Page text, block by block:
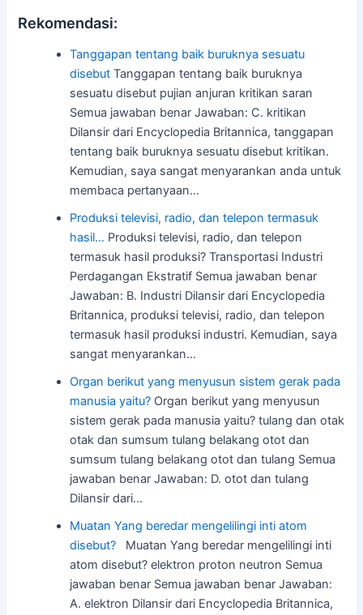
Rekomendasi:
Tanggapan tentang baik buruknya sesuatu
disebut Tanggapan tentang baik buruknya
sesuatu disebut pujian anjuran kritikan saran
Semua jawaban benar Jawaban: C. kritikan
Dilansir dari Encyclopedia Britannica, tanggapan
tentang baik buruknya sesuatu disebut kritikan.
Kemudian, saya sangat menyarankan anda untuk
membaca pertanyaan…
Produksi televisi, radio, dan telepon termasuk
hasil… Produksi televisi, radio, dan telepon
termasuk hasil produksi? Transportasi Industri
Perdagangan Ekstratif Semua jawaban benar
Jawaban: B. Industri Dilansir dari Encyclopedia
Britannica, produksi televisi, radio, dan telepon
termasuk hasil produksi industri. Kemudian, saya
sangat menyarankan…
Organ berikut yang menyusun sistem gerak pada
manusia yaitu? Organ berikut yang menyusun
sistem gerak pada manusia yaitu? tulang dan otak
otak dan sumsum tulang belakang otot dan
sumsum tulang belakang otot dan tulang Semua
jawaban benar Jawaban: D. otot dan tulang
Dilansir dari…
Muatan Yang beredar mengelilingi inti atom
disebut? Muatan Yang beredar mengelilingi inti
atom disebut? elektron proton neutron Semua
jawaban benar Semua jawaban benar Jawaban:
A. elektron Dilansir dari Encyclopedia Britannica,